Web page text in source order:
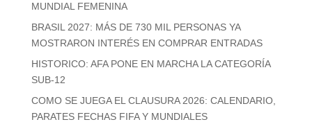
MUNDIAL FEMENINA
BRASIL 2027: MÁS DE 730 MIL PERSONAS YA
MOSTRARON INTERÉS EN COMPRAR ENTRADAS
HISTORICO: AFA PONE EN MARCHA LA CATEGORÍA
SUB-12
COMO SE JUEGA EL CLAUSURA 2026: CALENDARIO,
PARATES FECHAS FIFA Y MUNDIALES